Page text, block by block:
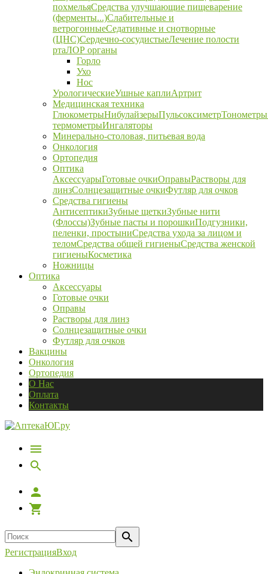
похмельяСредства улучшающие пищеварение
(ферменты...)Слабительные и
ветрогонныеСедативные и снотворные
(ЦНС)Сердечно-сосудистыеЛечение полости
ртаЛОР органы
Горло
Ухо
Нос
УрологическиеУшные каплиАртрит
Медицинская техника
ГлюкометрыНибулайзерыПульсоксиметрТонометры
термометрыИнгаляторы
Минерально-столовая, питьевая вода
Онкология
Ортопедия
Оптика
АксессуарыГотовые очкиОправыРастворы для
линзСолнцезащитные очкиФутляр для очков
Средства гигиены
АнтисептикиЗубные щеткиЗубные нити
(Флоссы)Зубные пасты и порошкиПодгузники,
пеленки, простыниСредства ухода за лицом и
теломСредства общей гигиеныСредства женской
гигиеныКосметика
Ножницы
Оптика
Аксессуары
Готовые очки
Оправы
Растворы для линз
Солнцезащитные очки
Футляр для очков
Вакцины
Онкология
Ортопедия
О Нас
Оплата
Контакты
РегистрацияВход